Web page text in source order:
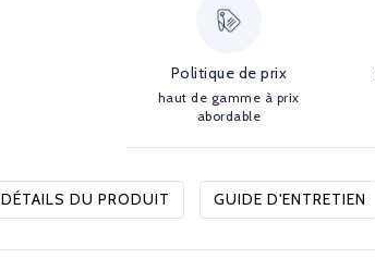
Politique de prix
haut de gamme à prix
abordable
DÉTAILS DU PRODUIT GUIDE D'ENTRETIEN